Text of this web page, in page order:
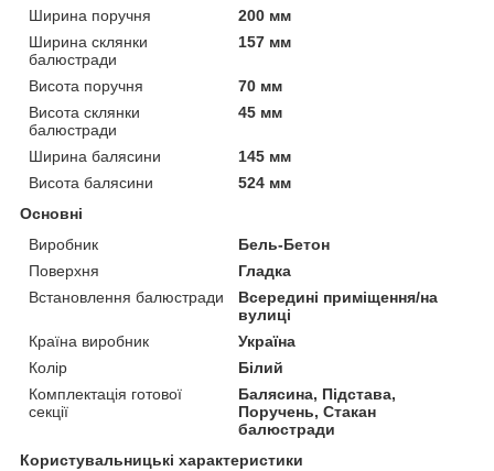
Ширина поручня
200 мм
Ширина склянки
балюстради
157 мм
Висота поручня
70 мм
Висота склянки
балюстради
45 мм
Ширина балясини
145 мм
Висота балясини
524 мм
Основні
Виробник
Бель-Бетон
Поверхня
Гладка
Встановлення балюстради
Всередині приміщення/на
вулиці
Країна виробник
Україна
Колір
Білий
Комплектація готової
секції
Балясина, Підстава,
Поручень, Стакан
балюстради
Користувальницькі характеристики